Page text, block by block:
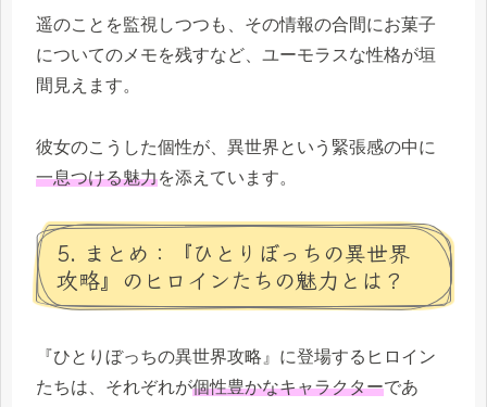
遥のことを監視しつつも、その情報の合間にお菓子
についてのメモを残すなど、ユーモラスな性格が垣
間見えます。
彼女のこうした個性が、異世界という緊張感の中に
一息つける魅力を添えています。
5. まとめ：『ひとりぼっちの異世界
攻略』のヒロインたちの魅力とは？
『ひとりぼっちの異世界攻略』に登場するヒロイン
たちは、それぞれが個性豊かなキャラクターであ